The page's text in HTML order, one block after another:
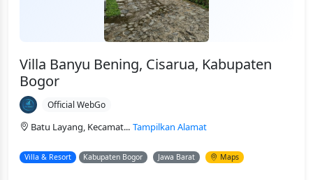
Villa Banyu Bening, Cisarua, Kabupaten
Bogor
Official WebGo
Batu Layang, Kecamat... Tampilkan Alamat
Villa & Resort Kabupaten Bogor Jawa Barat Maps